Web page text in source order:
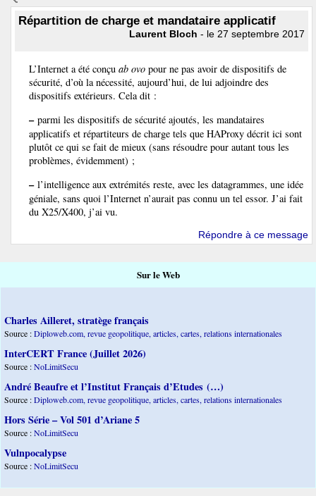
Répartition de charge et mandataire applicatif
Laurent Bloch - le 27 septembre 2017
L’Internet a été conçu ab ovo pour ne pas avoir de dispositifs de
sécurité, d’où la nécessité, aujourd’hui, de lui adjoindre des
dispositifs extérieurs. Cela dit :
–parmi les dispositifs de sécurité ajoutés, les mandataires
applicatifs et répartiteurs de charge tels que HAProxy décrit ici sont
plutôt ce qui se fait de mieux (sans résoudre pour autant tous les
problèmes, évidemment) ;
–l’intelligence aux extrémités reste, avec les datagrammes, une idée
géniale, sans quoi l’Internet n’aurait pas connu un tel essor. J’ai fait
du X25/X400, j’ai vu.
Répondre à ce message
Sur le Web
Charles Ailleret, stratège français
Source :Diploweb.com, revue geopolitique, articles, cartes, relations internationales
InterCERT France (Juillet 2026)
Source :NoLimitSecu
André Beaufre et l’Institut Français d’Etudes (…)
Source :Diploweb.com, revue geopolitique, articles, cartes, relations internationales
Hors Série – Vol 501 d’Ariane 5
Source :NoLimitSecu
Vulnpocalypse
Source :NoLimitSecu